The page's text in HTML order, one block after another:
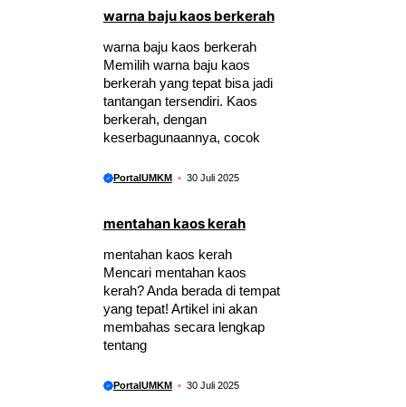
warna baju kaos berkerah
warna baju kaos berkerah
Memilih warna baju kaos
berkerah yang tepat bisa jadi
tantangan tersendiri. Kaos
berkerah, dengan
keserbagunaannya, cocok
PortalUMKM 30 Juli 2025
mentahan kaos kerah
mentahan kaos kerah
Mencari mentahan kaos
kerah? Anda berada di tempat
yang tepat! Artikel ini akan
membahas secara lengkap
tentang
PortalUMKM 30 Juli 2025